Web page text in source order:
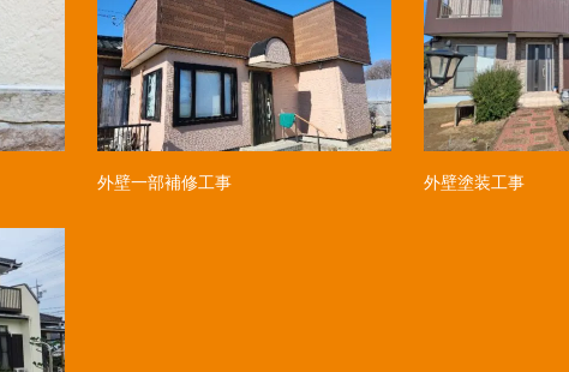
外壁一部補修工事 外壁塗装工事